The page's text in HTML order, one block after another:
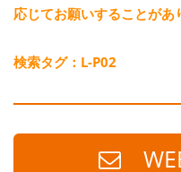
応じてお願いすることがあ
検索タグ：L-P02